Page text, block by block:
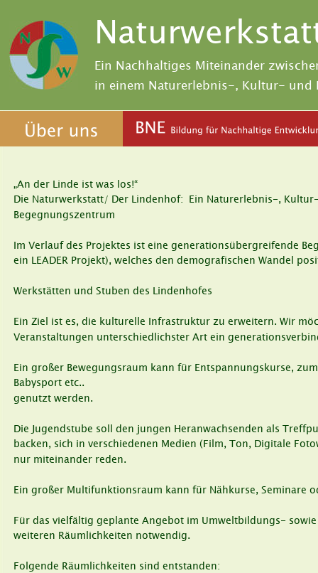
„An der Linde ist was los!“
Die Naturwerkstatt/ Der Lindenhof:  Ein Naturerlebnis-,
Begegnungszentrum
Im Verlauf des Projektes ist eine generationsübergreifende
ein LEADER Projekt), welches den demografischen Wandel
Werkstätten und Stuben des Lindenhofes
Ein Ziel ist es, die kulturelle Infrastruktur zu erweitern. Wir
Veranstaltungen unterschiedlichster Art ein
Ein großer Bewegungsraum kann für Entspannungskurse,
Babysport etc..
genutzt werden.
Die Jugendstube soll den jungen Heranwachsenden als
backen, sich in verschiedenen Medien (Film, Ton, Digitale
nur miteinander reden.
Ein großer Multifunktionsraum kann für Nähkurse, Seminare
Für das vielfältig geplante Angebot im Umweltbildungs-
weiteren Räumlichkeiten notwendig.
Folgende Räumlichkeiten sind entstanden:
Ein Nachhaltiges Miteinander
in einem Naturerlebnis-, Kultur- und